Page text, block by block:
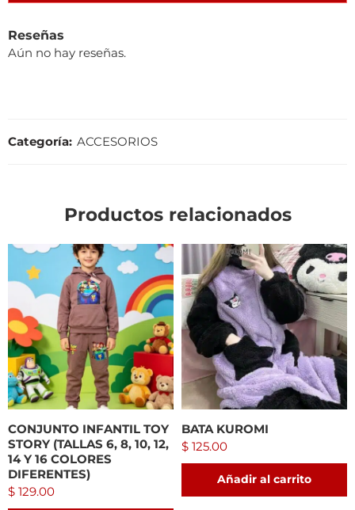
Reseñas
Aún no hay reseñas.
Categoría: ACCESORIOS
Productos relacionados
CONJUNTO INFANTIL TOY
STORY (TALLAS 6, 8, 10, 12,
14 Y 16 COLORES
DIFERENTES)
$ 129.00
BATA KUROMI
$ 125.00
Añadir al carrito